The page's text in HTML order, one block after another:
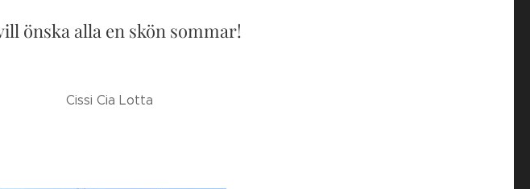
önska alla en skön sommar!
Cissi Cia Lotta